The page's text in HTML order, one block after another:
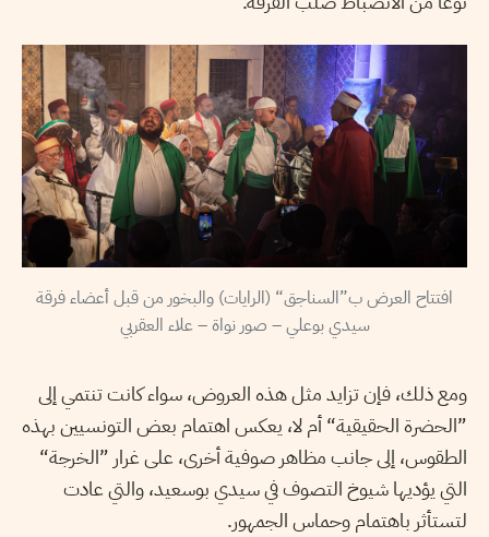
افتتاح العرض ب”السناجق“ (الرايات) والبخور من قبل أعضاء فرقة
سيدي بوعلي – صور نواة – علاء العقربي
ومع ذلك، فإن تزايد مثل هذه العروض، سواء كانت تنتمي إلى
”الحضرة الحقيقية“ أم لا، يعكس اهتمام بعض التونسيين بهذه
الطقوس، إلى جانب مظاهر صوفية أخرى، على غرار ”الخرجة“
التي يؤديها شيوخ التصوف في سيدي بوسعيد، والتي عادت
لتستأثر باهتمام وحماس الجمهور.